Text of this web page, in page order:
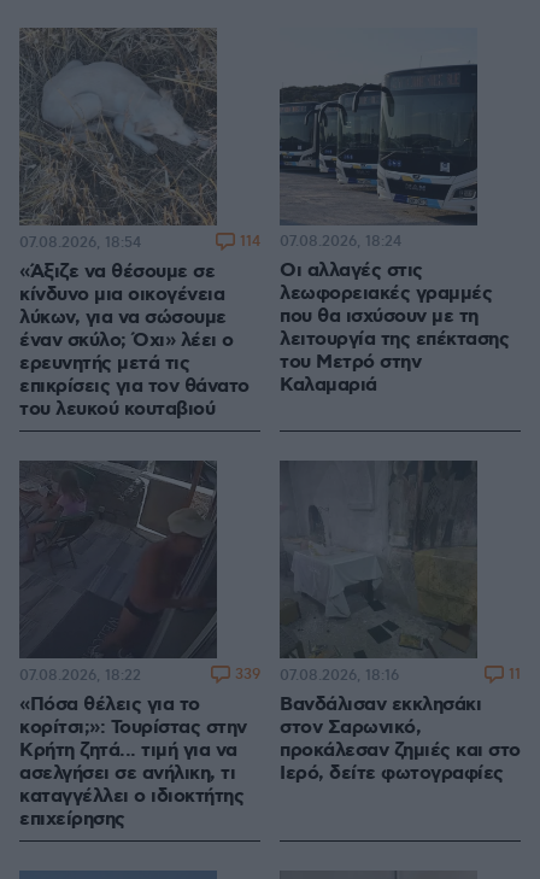
«Άξιζε να θέσουμε σε
κίνδυνο μια οικογένεια
λύκων, για να σώσουμε
έναν σκύλο; Όχι» λέει ο
ερευνητής μετά τις
επικρίσεις για τον θάνατο
του λευκού κουταβιού
07.08.2026, 18:54 114
Οι αλλαγές στις
λεωφορειακές γραμμές
που θα ισχύσουν με τη
λειτουργία της επέκτασης
του Μετρό στην
Καλαμαριά
07.08.2026, 18:24
«Πόσα θέλεις για το
κορίτσι;»: Τουρίστας στην
Κρήτη ζητά... τιμή για να
ασελγήσει σε ανήλικη, τι
καταγγέλλει ο ιδιοκτήτης
επιχείρησης
07.08.2026, 18:22 339
Βανδάλισαν εκκλησάκι
στον Σαρωνικό,
προκάλεσαν ζημιές και στο
Ιερό, δείτε φωτογραφίες
07.08.2026, 18:16 11